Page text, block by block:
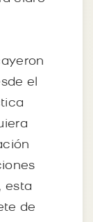
el
esta
de